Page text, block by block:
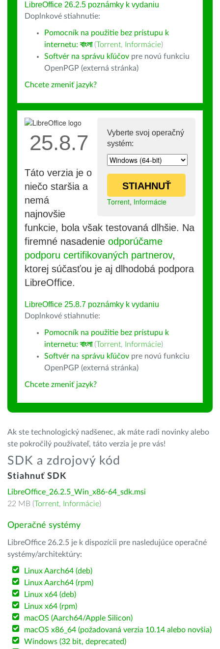
LibreOffice 26.2.5 poznámky k vydaniu
Doplnkové stiahnutie:
Pomocník na použitie bez prístupu k
internetu: বাংলা (Torrent, Informácie)
Softvér na správu kľúčov pre novú funkciu
OpenPGP (externá stránka)
Chcete zmeniť jazyk?
Vyberte svoj operačný
systém:
STIAHNUŤ
Torrent, Informácie
25.8.7
Táto verzia je o
niečo staršia a
nemá
najnovšie
funkcie, bola však testovaná dlhšie. Na
firemné nasadenie odporúčame
podporu certifikovaných partnerov,
ktorej súčasťou je aj dlhodobá podpora
LibreOffice.
LibreOffice 25.8.7 poznámky k vydaniu
Doplnkové stiahnutie:
Pomocník na použitie bez prístupu k
internetu: বাংলা (Torrent, Informácie)
Softvér na správu kľúčov pre novú funkciu
OpenPGP (externá stránka)
Chcete zmeniť jazyk?
Ak ste technologický nadšenec, ak máte radi novinky alebo
ste pokročilý používateľ, táto verzia je pre vás!
SDK a zdrojový kód
Stiahnuť SDK
LibreOffice_26.2.5_Win_x86-64_sdk.msi
22 MB (Torrent, Informácie)
Operačné systémy
LibreOffice 26.2.5 je k dispozícii pre nasledujúce operačné
systémy/architektúry:
Linux Aarch64 (deb)
Linux Aarch64 (rpm)
Linux x64 (deb)
Linux x64 (rpm)
macOS (Aarch64/Apple Silicon)
macOS x86_64 (požadovaná verzia 10.14 alebo novšia)
Windows (32 bit, deprecated)